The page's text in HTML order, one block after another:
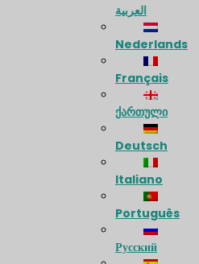
العربية
Nederlands
Français
ქართული
Deutsch
Italiano
Português
Русский